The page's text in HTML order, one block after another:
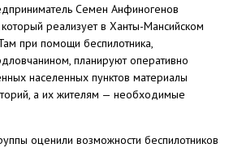
Семен Анфиногенов
реализует в Ханты-Мансийском
при помощи беспилотника,
планируют оперативно
населенных пунктов материалы
а их жителям — необходимые
оценили возможности беспилотников